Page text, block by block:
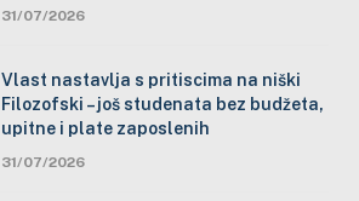
31/07/2026
Vlast nastavlja s pritiscima na niški
Filozofski – još studenata bez budžeta,
upitne i plate zaposlenih
31/07/2026